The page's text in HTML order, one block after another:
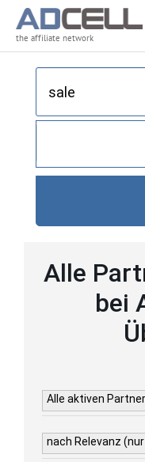
the affiliate network
Alle
bei
Alle aktiven
nach Relevanz